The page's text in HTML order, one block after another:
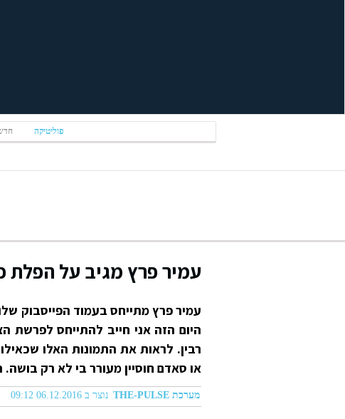
פוליטיקה
עמיר פרץ מגיב על הפלת
עמיר פרץ מתייחס בעמוד הפייסבוק
היום הזה אני חייב להתייחס
רבין. לראות את התמונות האלו
או סאדם חוסיין מעורר בי לא רק בושה.
מערכת THE-PULSE נוצר ב 06.12.2016 09:12